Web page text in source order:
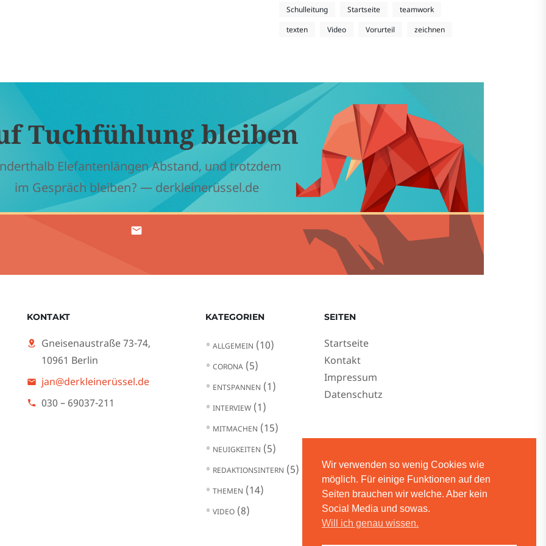
Schulleitung Startseite
teamwork
texten
Video Vorurteil zeichnen
Tuchfühlung bleiben
Elefantenlängen Abstand, und trotzdem
im Gespräch bleiben? — derkleinerüssel.de
KONTAKT
Gneisenaustraße 73-74,
10961 Berlin
jan@derkleinerüssel.de
030 – 69037-211
KATEGORIEN
ALLGEMEIN (10)
CORONA(5)
ENTSPANNEN (1)
INTERVIEW(1)
MITMACHEN (15)
NEUIGKEITEN (5)
REDAKTIONSINTERN (5)
THEMEN (14)
VIDEO(8)
SEITEN
Startseite
Kontakt
Impressum
Datenschutz
Wir verwenden so wenig Cookies wie
möglich. Für einige Funktionen auf den
Seiten brauchen wir welche. Aber kein
Social Media und sowas.
Will ich genau wissen.